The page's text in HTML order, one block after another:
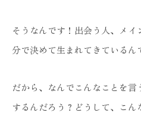
そうなんです！出会う人、メ
分で決めて生まれてきているん
だから、なんでこんなことを
するんだろう？どうして、こ